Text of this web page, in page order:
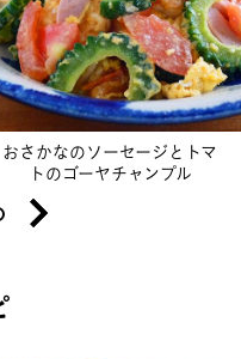
おさかなのソーセージとトマ
トのゴーヤチャンプル